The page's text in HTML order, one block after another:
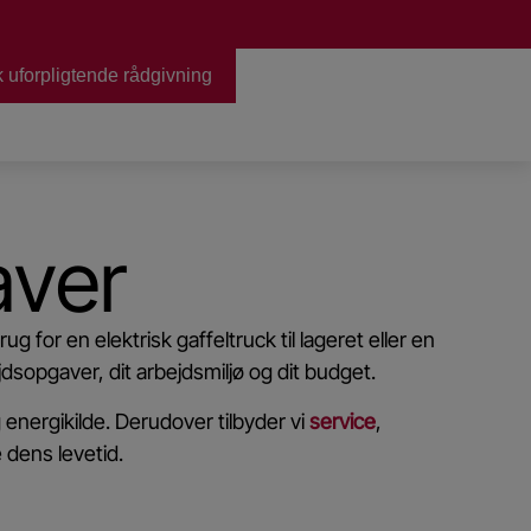
uforpligtende rådgivning
for en elektrisk gaffeltruck til lageret eller en
dit arbejdsmiljø og dit budget.
Derudover tilbyder viservice,
levetid.